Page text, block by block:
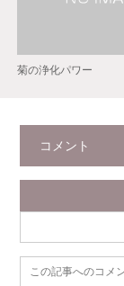
菊の浄化パワー
コメント
この記事へのコメ